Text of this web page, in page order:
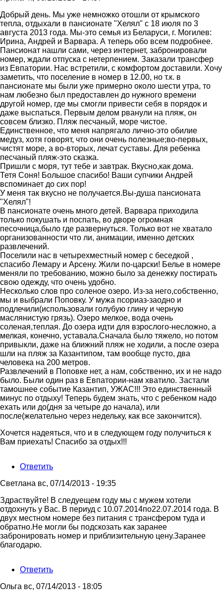
Добрый день. Мы уже немножко отошли от крымского
тепла, отдыхали в пансионате "Хелял" с 18 июля по 3
августа 2013 года. Мы-это семья из Беларуси, г. Могилев:
Ирина, Андрей и Варвара. А теперь обо всем подробнее.
Пансионат нашли сами, через интернет, забронировали
номер, ждали отпуска с нетерпением. Заказали трансфер
из Евпатории. Нас встретили, с комфортом доставили. Хочу
заметить, что поселение в номер в 12.00, но т.к. в
пансионате мы были уже примерно около шести утра, то
нам любезно был предоставлен до нужного времени
другой номер, где мы смогли привести себя в порядок и
даже выспаться. Первым делом рванули на пляж, он
совсем близко. Пляж песчаный, море чистое.
Единственное, что меня напрягало лично-это обилие
медуз, хотя говорят, что они очень полезные;во-первых,
чистят море, а во-вторых, лечат суставы. Для ребенка
песчаный пляж-это сказка.
Пришли с моря, тут тебе и завтрак. Вкусно,как дома.
Тетя Соня! Большое спасибо! Ваши супчики Андрей
вспоминает до сих пор!
У меня так вкусно не получается.Вы-душа пансионата
"Хелял"!
В пансионате очень много детей. Варвара приходила
только покушать и поспать, во дворе огромная
песочница,было где развернуться. Только вот не хватало
организованности что ли, анимации, именно детских
развлечений.
Поселили нас в четырехместный номер с беседкой ,
спасибо Лемару и Арсену. Жили по-царски! Белье в номере
меняли по требованию, можно было за денежку постирать
свою одежду, что очень удобно.
Несколько слов про соленое озеро. Из-за него,собственно,
мы и выбрали Поповку. У мужа псориаз-заодно и
подлечили(использовали голубую глину и черную
маслянистую грязь). Озеро мелкое, вода очень
соленая,теплая. До озера идти для взрослого-несложно, а
мелкая, конечно, уставала.Сначала было тяжело, но потом
привыкли, даже на ближний пляж не ходили, а после озера
шли на пляж за Казантипом, там вообще пусто, два
человека на 200 метров.
Развлечений в Поповке нет, а нам, собственно, их и не надо
было. Были один раз в Евпатории-нам хватило. Застали
тамошнее событие Казантип, УЖАС!!! Это единственный
минус по отдыху! Теперь будем знать, что с ребенком надо
ехать или до(дня за четыре до начала), или
после(желательно через недельку, как все закончится).
Хочется надеяться, что и в следующем году получиться к
Вам приехать! Спасибо за отдых!!!
Ответить
Светлана вс, 07/14/2013 - 19:35
Здраствуйте! В следуещем году мы с мужем хотели
отдохнуть у Вас. В периуд с 10.07.2014по22.07.2014 года. В
двух местном номере без питания с трансфером туда и
обратно.Не могли бы подскозать как заранее
забронировать номер и приблизительную цену.Заранее
благодарю.
Ответить
Ольга вс, 07/14/2013 - 18:05